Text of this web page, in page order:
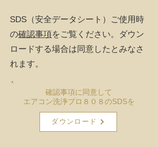
SDS（安全データシート）​ご使用時
の確認事項をご覧ください。ダウン
ロードする場合は同意したとみなさ
れます。
確認事項に同意して
エアコン洗浄プロ８０８のSDSを
ダウンロード